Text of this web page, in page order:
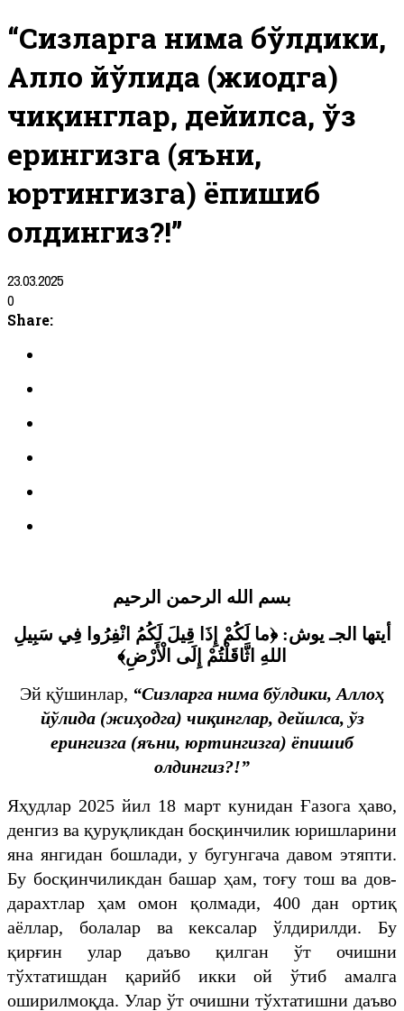
“Сизларга нима бўлдики,
Аллоҳ йўлида (жиҳодга)
чиқинглар, дейилса, ўз
ерингизга (яъни,
юртингизга) ёпишиб
олдингиз?!”
23.03.2025
0
Share:
بسم الله الرحمن الرحيم
أيتها الجـ يوش: ﴿ما لَكُمْ إِذَا قِيلَ لَكُمُ انْفِرُوا فِي سَبِيلِ
اللهِ اثَّاقَلْتُمْ إِلَى الْأَرْضِ﴾
Эй қўшинлар, “Сизларга нима бўлдики, Аллоҳ
йўлида (жиҳодга) чиқинглар, дейилса, ўз
ерингизга (яъни, юртингизга) ёпишиб
олдингиз?!”
Яҳудлар 2025 йил 18 март кунидан Ғазога ҳаво,
денгиз ва қуруқликдан босқинчилик юришларини
яна янгидан бошлади, у бугунгача давом этяпти.
Бу босқинчиликдан башар ҳам, тоғу тош ва дов-
дарахтлар ҳам омон қолмади, 400 дан ортиқ
аёллар, болалар ва кексалар ўлдирилди. Бу
қирғин улар даъво қилган ўт очишни
тўхтатишдан қарийб икки ой ўтиб амалга
оширилмоқда. Улар ўт очишни тўхтатишни даъво